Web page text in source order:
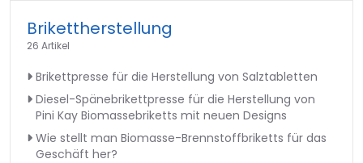
Brikettherstellung
26 Artikel
Brikettpresse für die Herstellung von Salztabletten
Diesel-Spänebrikettpresse für die Herstellung von
Pini Kay Biomassebriketts mit neuen Designs
Wie stellt man Biomasse-Brennstoffbriketts für das
Geschäft her?